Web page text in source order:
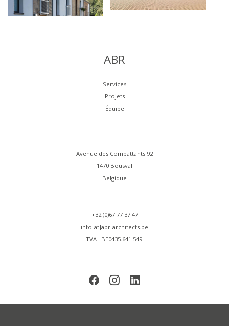
ABR
Services
Projets
Équipe
Avenue des Combattants 92
1470 Bousval
Belgique
+32 (0)67 77 37 47
info[at]abr-architects.be
TVA : BE0435.641.549.